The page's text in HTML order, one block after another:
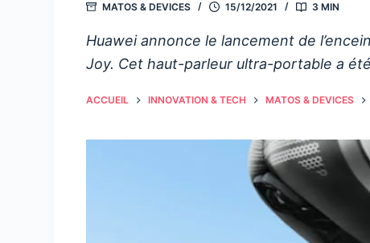
MATOS & DEVICES 15/12/2021 3 MIN
Huawei annonce le lancement de
Joy. Cet haut-parleur ultra-portable a
ACCUEIL INNOVATION & TECH MATOS & DEVICES